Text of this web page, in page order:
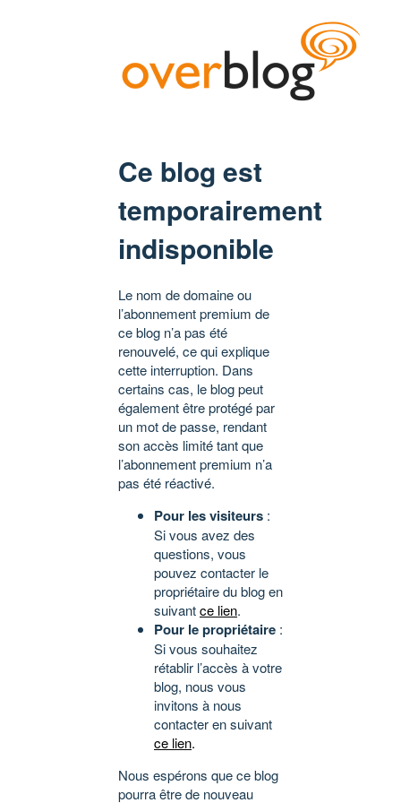
Ce blog est
temporairement
indisponible
Le nom de domaine ou
l’abonnement premium de
ce blog n’a pas été
renouvelé, ce qui explique
cette interruption. Dans
certains cas, le blog peut
également être protégé par
un mot de passe, rendant
son accès limité tant que
l’abonnement premium n’a
pas été réactivé.
Pour les visiteurs :
Si vous avez des
questions, vous
pouvez contacter le
propriétaire du blog en
suivantce lien.
Pour le propriétaire :
Si vous souhaitez
rétablir l’accès à votre
blog, nous vous
invitons à nous
contacter en suivant
ce lien.
Nous espérons que ce blog
pourra être de nouveau